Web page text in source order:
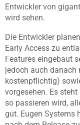
Entwickler von
wird sehen.
Die Entwickler
Early Access zu
Features eingebaut
jedoch auch danach
kostenpflichtig)
vorgesehen. Es
so passieren wird,
gut. Eugen Systems